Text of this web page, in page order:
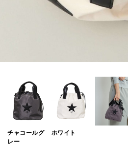
チャコールグ
レー
ホワイト